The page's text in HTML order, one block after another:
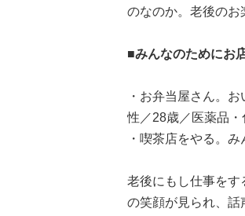
のなのか。老後のお
■みんなのためにお
・お弁当屋さん。
性／28歳／医薬品・
・喫茶店をやる。
老後にもし仕事をす
の笑顔が見られ、話